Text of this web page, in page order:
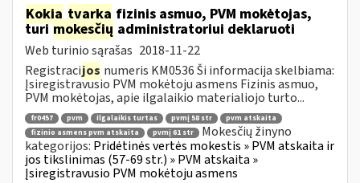
Kokia tvarka fizinis asmuo, PVM mokėtojas,
turimokesčių administratoriui deklaruoti
Web turinio sąrašas 2018-11-22
Registracijos numeris KM0536 Ši informacija skelbiama:
Įsiregistravusio PVM mokėtoju asmens Fizinis asmuo,
PVM mokėtojas, apie ilgalaikio materialiojo turto...
fr0457 pvm ilgalaikis turtas pvmį 58 str
pvm atskaita
fizinio asmens pvm atskaita
pvmį 61 str
Mokesčių žinyno
kategorijos: Pridėtinės vertės mokestis » PVM atskaita ir
jos tikslinimas (57-69 str.) » PVM atskaita »
Įsiregistravusio PVM mokėtoju asmens